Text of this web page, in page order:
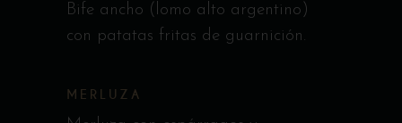
Bife ancho (lomo alto argentino)
con patatas fritas de guarnición.
MERLUZA